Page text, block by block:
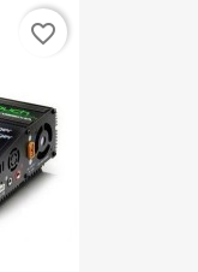
favorite_border